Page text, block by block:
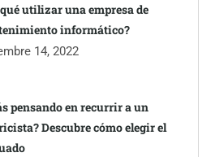
utilizar una empresa de
informático?
14, 2022
pensando en recurrir a un
Descubre cómo elegir el